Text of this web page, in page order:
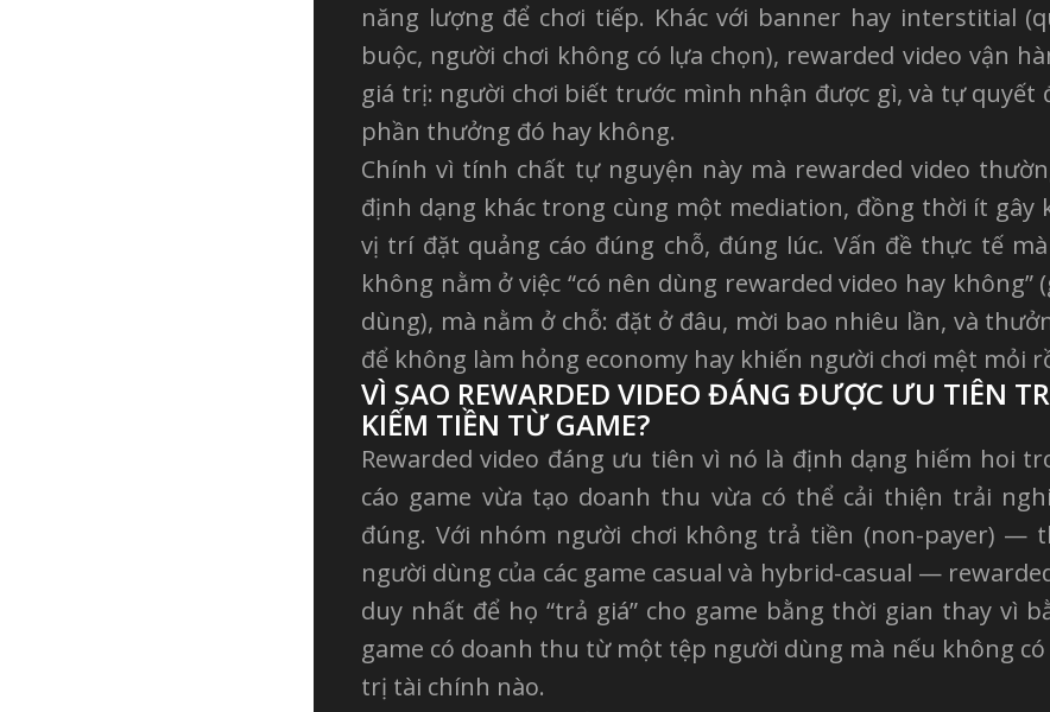
năng lượng để chơi tiếp. Khác với banner hay interstitial
buộc, người chơi không có lựa chọn), rewarded video vận
giá trị: người chơi biết trước mình nhận được gì, và tự quyết
phần thưởng đó hay không.
Chính vì tính chất tự nguyện này mà rewarded video
định dạng khác trong cùng một mediation, đồng thời ít
vị trí đặt quảng cáo đúng chỗ, đúng lúc. Vấn đề thực tế
không nằm ở việc “có nên dùng rewarded video hay không”
dùng), mà nằm ở chỗ: đặt ở đâu, mời bao nhiêu lần, và
để không làm hỏng economy hay khiến người chơi mệt mỏi
VÌ SAO REWARDED VIDEO ĐÁNG ĐƯỢC ƯU TIÊN
KIẾM TIỀN TỪ GAME?
Rewarded video đáng ưu tiên vì nó là định dạng hiếm hoi
cáo game vừa tạo doanh thu vừa có thể cải thiện trải
đúng. Với nhóm người chơi không trả tiền (non-payer) —
người dùng của các game casual và hybrid-casual —
duy nhất để họ “trả giá” cho game bằng thời gian thay vì
game có doanh thu từ một tệp người dùng mà nếu không
trị tài chính nào.